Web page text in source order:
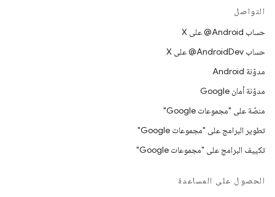
التواصل
حساب ‎@Android على X
حساب ‎@AndroidDev على X
مدوّنة Android
مدوّنة أمان Google
منصّة على "مجموعات Google"
تطوير البرامج على "مجموعات Google"
تكييف البرامج على "مجموعات Google"
الحصول على المساعدة